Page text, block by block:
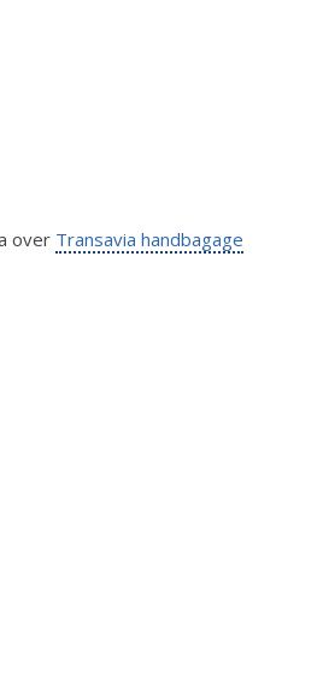
over Transavia handbagage